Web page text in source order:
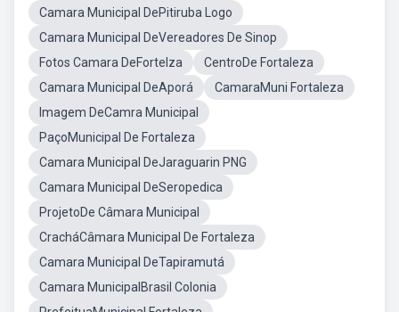
Camara Municipal DePitiruba Logo
Camara Municipal DeVereadores De Sinop
Fotos Camara DeFortelza
CentroDe Fortaleza
Camara Municipal DeAporá
CamaraMuni Fortaleza
Imagem DeCamra Municipal
PaçoMunicipal De Fortaleza
Camara Municipal DeJaraguarin PNG
Camara Municipal DeSeropedica
ProjetoDe Câmara Municipal
CracháCâmara Municipal De Fortaleza
Camara Municipal DeTapiramutá
Camara MunicipalBrasil Colonia